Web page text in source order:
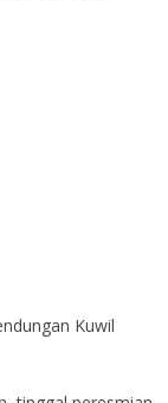
Kuwil